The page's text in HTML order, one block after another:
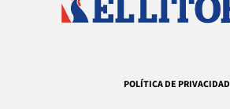
POLÍTICA DE PRIVACIDAD